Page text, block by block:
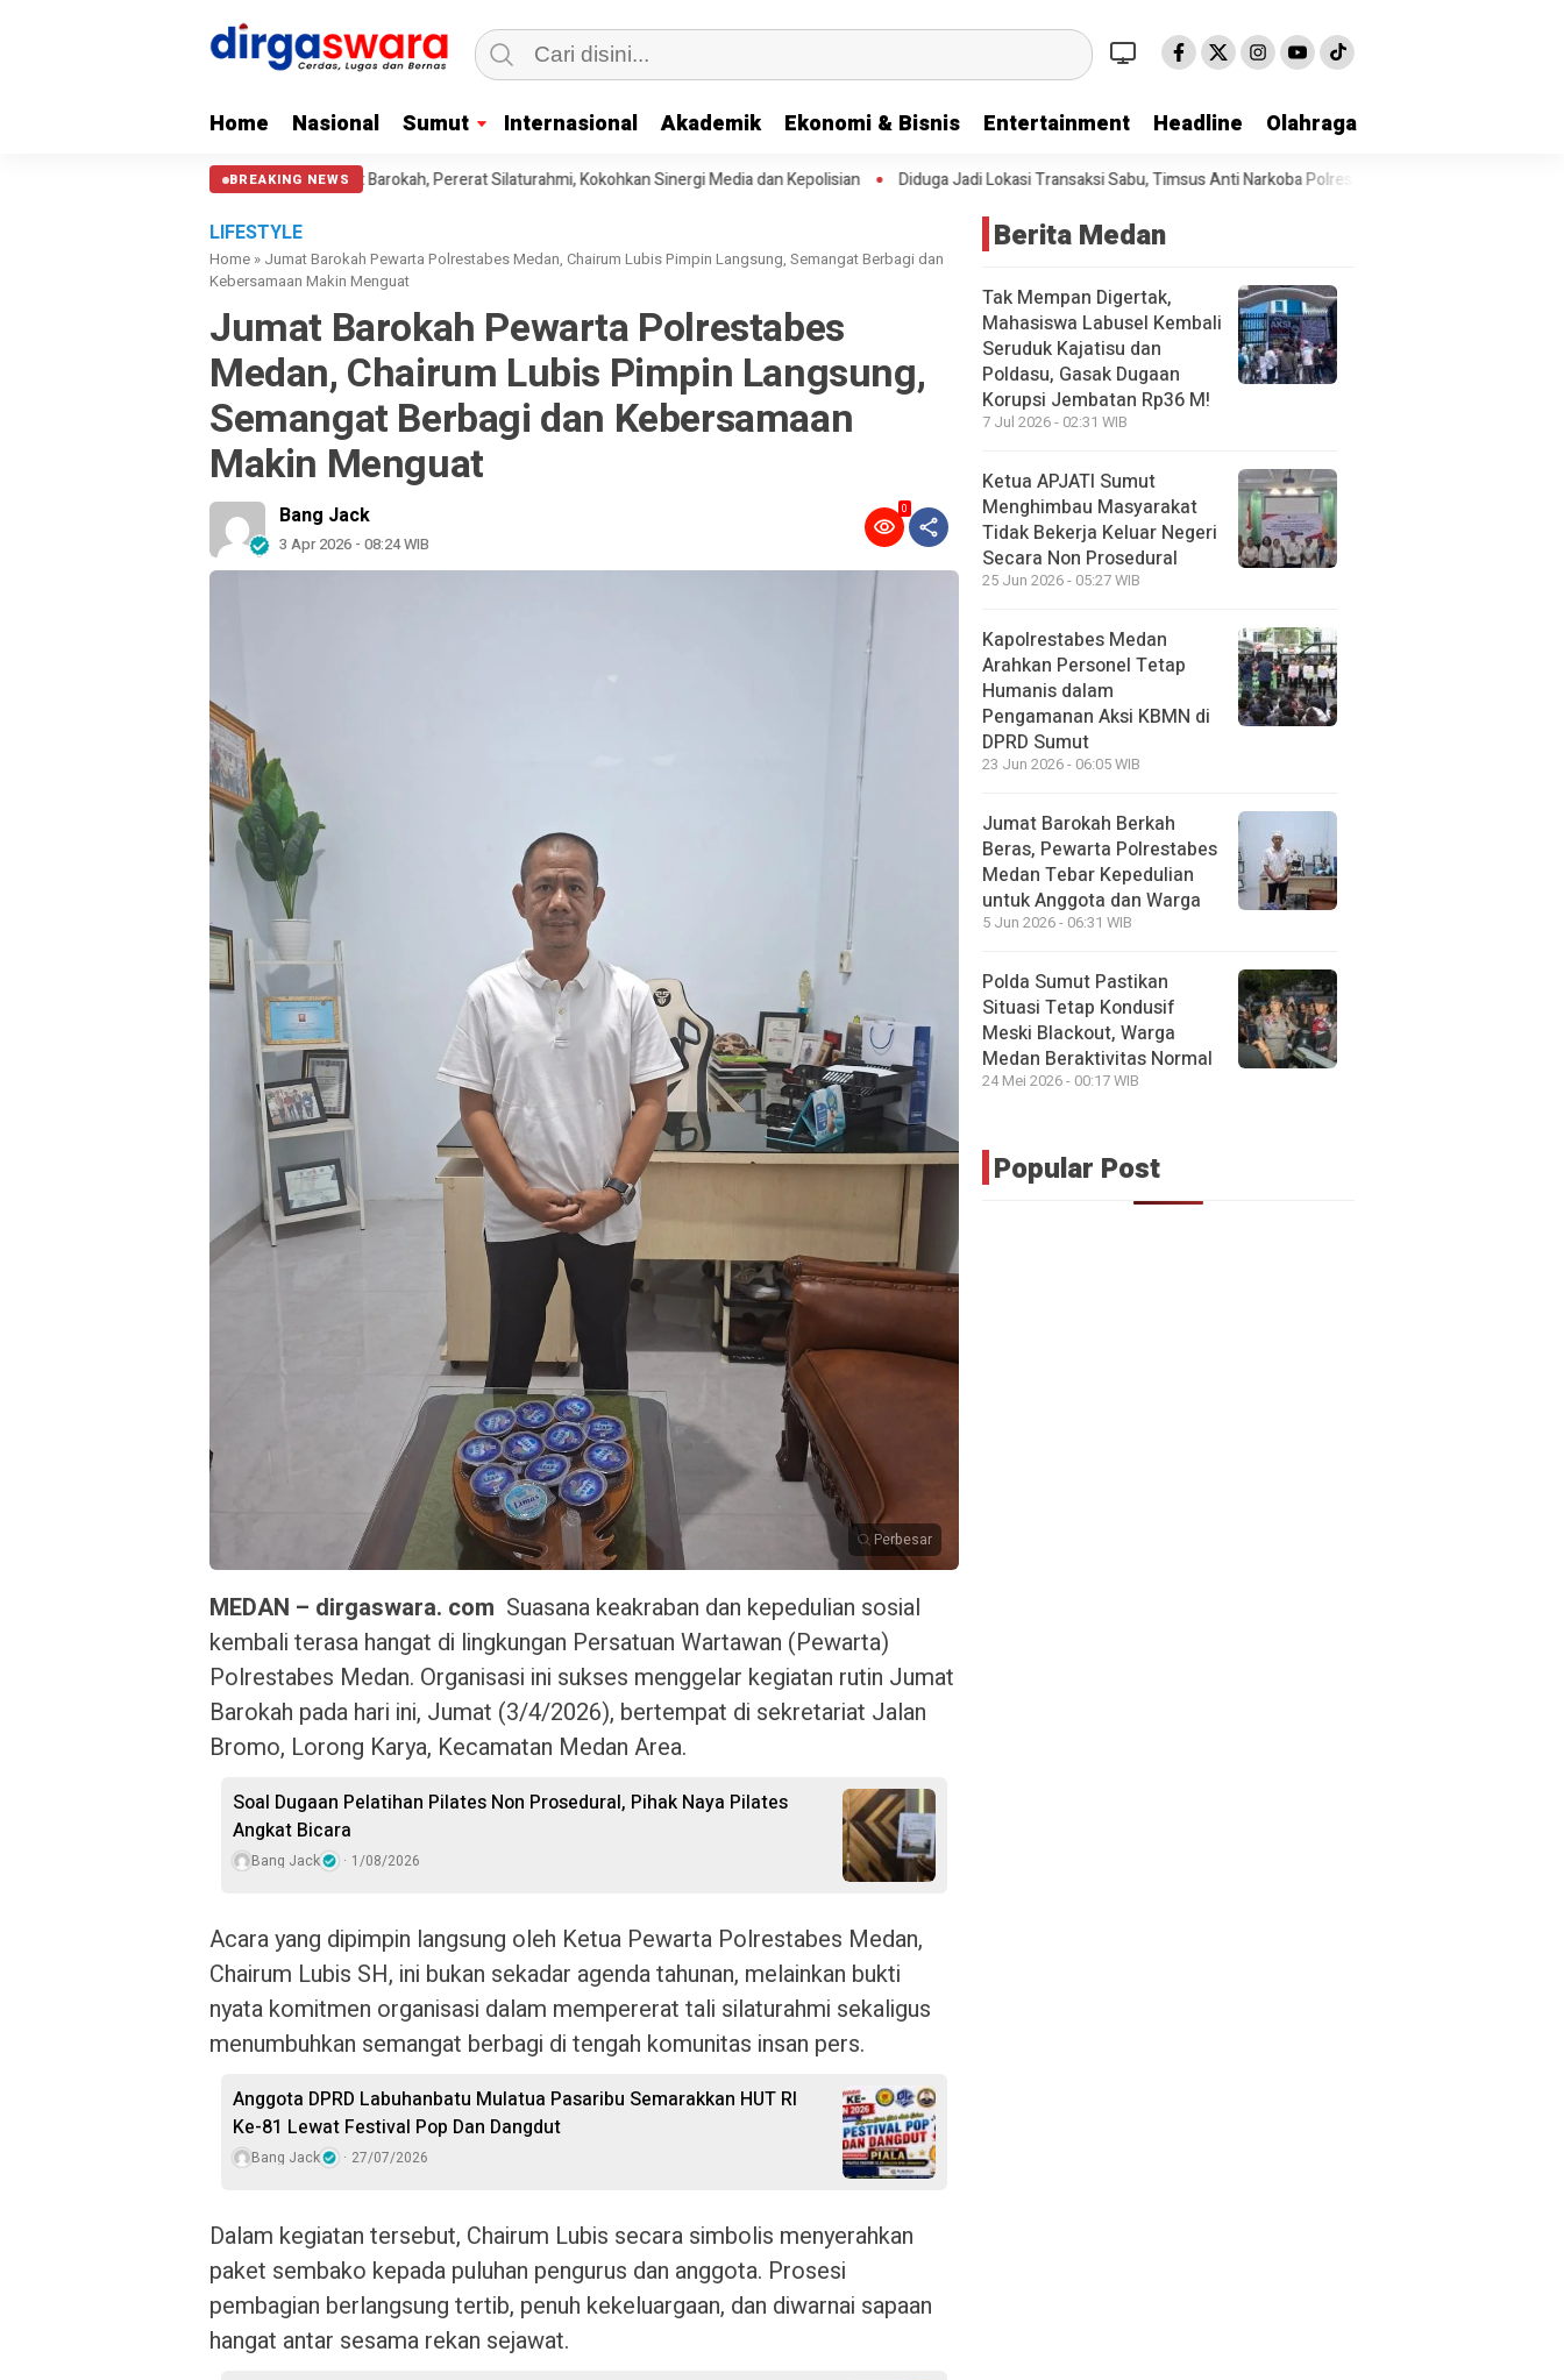
Home Nasional Sumut Internasional Akademik Ekonomi & Bisnis Entertainment Headline Olahraga
BREAKING NEWS
Medan Gelar Jumat Barokah, Pererat Silaturahmi, Kokohkan Sinergi Media dan Kepolisian Diduga Jadi Lokasi Transaksi Sabu, Timsus Anti Narkoba Polres Asahan Amankan Seorang Pria dengan Barang Bukti
LIFESTYLE
Home » Jumat Barokah Pewarta Polrestabes Medan, Chairum Lubis Pimpin Langsung, Semangat Berbagi dan
Kebersamaan Makin Menguat
Jumat Barokah Pewarta Polrestabes
Medan, Chairum Lubis Pimpin Langsung,
Semangat Berbagi dan Kebersamaan
Makin Menguat
Bang Jack
3 Apr 2026 - 08:24 WIB
0
Perbesar
MEDAN – dirgaswara. com Suasana keakraban dan kepedulian sosial
kembali terasa hangat di lingkungan Persatuan Wartawan (Pewarta)
Polrestabes Medan. Organisasi ini sukses menggelar kegiatan rutin Jumat
Barokah pada hari ini, Jumat (3/4/2026), bertempat di sekretariat Jalan
Bromo, Lorong Karya, Kecamatan Medan Area.
Soal Dugaan Pelatihan Pilates Non Prosedural, Pihak Naya Pilates
Angkat Bicara
Bang Jack 1/08/2026
Acara yang dipimpin langsung oleh Ketua Pewarta Polrestabes Medan,
Chairum Lubis SH, ini bukan sekadar agenda tahunan, melainkan bukti
nyata komitmen organisasi dalam mempererat tali silaturahmi sekaligus
menumbuhkan semangat berbagi di tengah komunitas insan pers.
Anggota DPRD Labuhanbatu Mulatua Pasaribu Semarakkan HUT RI
Ke-81 Lewat Festival Pop Dan Dangdut
Bang Jack 27/07/2026
Dalam kegiatan tersebut, Chairum Lubis secara simbolis menyerahkan
paket sembako kepada puluhan pengurus dan anggota. Prosesi
pembagian berlangsung tertib, penuh kekeluargaan, dan diwarnai sapaan
hangat antar sesama rekan sejawat.
Berita Medan
Tak Mempan Digertak,
Mahasiswa Labusel Kembali
Seruduk Kajatisu dan
Poldasu, Gasak Dugaan
Korupsi Jembatan Rp36 M!
7 Jul 2026 - 02:31 WIB
Ketua APJATI Sumut
Menghimbau Masyarakat
Tidak Bekerja Keluar Negeri
Secara Non Prosedural
25 Jun 2026 - 05:27 WIB
Kapolrestabes Medan
Arahkan Personel Tetap
Humanis dalam
Pengamanan Aksi KBMN di
DPRD Sumut
23 Jun 2026 - 06:05 WIB
Jumat Barokah Berkah
Beras, Pewarta Polrestabes
Medan Tebar Kepedulian
untuk Anggota dan Warga
5 Jun 2026 - 06:31 WIB
Polda Sumut Pastikan
Situasi Tetap Kondusif
Meski Blackout, Warga
Medan Beraktivitas Normal
24 Mei 2026 - 00:17 WIB
Popular Post